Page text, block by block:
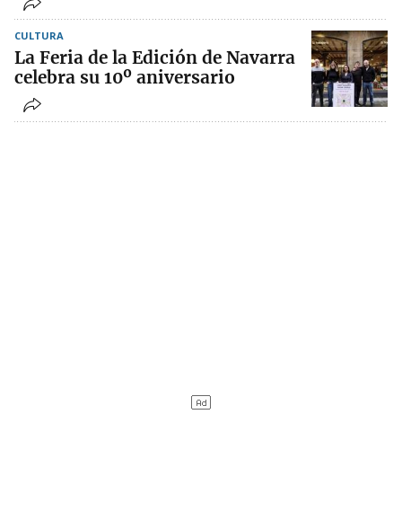
CULTURA
La Feria de la Edición de Navarra
celebra su 10º aniversario